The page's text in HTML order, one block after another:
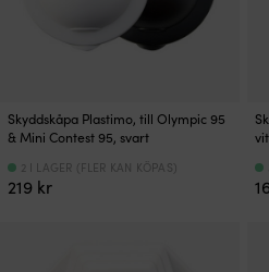
Skyddskåpa Plastimo, till Olympic 95
& Mini Contest 95, svart
219 kr
2 I LAGER (FLER KAN KÖPAS)
vit